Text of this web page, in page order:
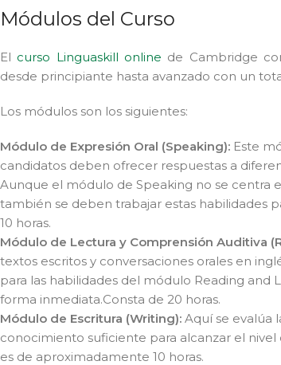
Módulos del Curso
El curso Linguaskill online de Cambridge
desde principiante hasta avanzado con un
Los módulos son los siguientes:
Módulo de Expresión Oral (Speaking): Este
candidatos deben ofrecer respuestas a
Aunque el módulo de Speaking no se centra
también se deben trabajar estas habilidades
10 horas.
Módulo de Lectura y Comprensión Auditiva
textos escritos y conversaciones orales en
para las habilidades del módulo Reading and
forma inmediata.Consta de 20 horas.
Módulo de Escritura (Writing): Aquí se evalúa
conocimiento suficiente para alcanzar el
es de aproximadamente 10 horas.